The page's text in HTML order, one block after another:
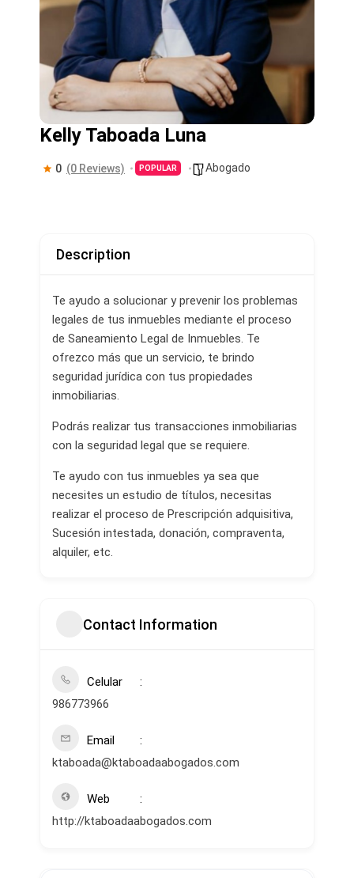
Kelly Taboada Luna
0 (0 Reviews) POPULAR Abogado
Description
Te ayudo a solucionar y prevenir los problemas
legales de tus inmuebles mediante el proceso
de Saneamiento Legal de Inmuebles. Te
ofrezco más que un servicio, te brindo
seguridad jurídica con tus propiedades
inmobiliarias.
Podrás realizar tus transacciones inmobiliarias
con la seguridad legal que se requiere.
Te ayudo con tus inmuebles ya sea que
necesites un estudio de títulos, necesitas
realizar el proceso de Prescripción adquisitiva,
Sucesión intestada, donación, compraventa,
alquiler, etc.
Contact Information
Celular
986773966
Email
ktaboada@ktaboadaabogados.com
Web
http://ktaboadaabogados.com